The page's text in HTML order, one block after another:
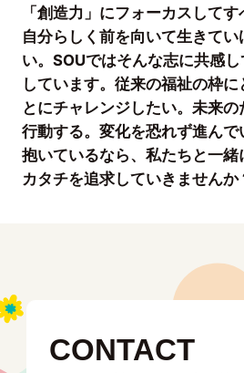
「創造力」にフォーカスして
自分らしく前を向いて生きて
い。SOUではそんな志に共感
しています。従来の福祉の枠
とにチャレンジしたい。未来
行動する。変化を恐れず進ん
抱いているなら、私たちと一
カタチを追求していきませんか
CONTACT